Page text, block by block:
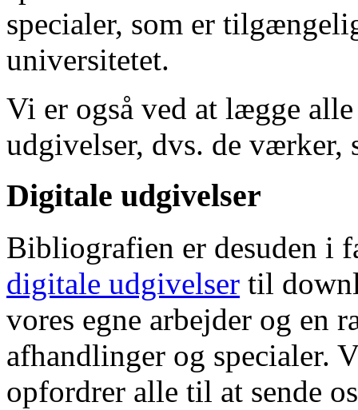
specialer, som er
universitetet.
Vi er også ved at lægge
udgivelser, dvs. de værker,
Digitale udgivelser
Bibliografien er desuden i
digitale udgivelser til
vores egne arbejder og en
afhandlinger og specialer.
opfordrer alle til at sende